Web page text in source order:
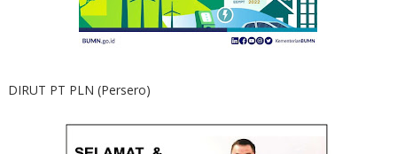
DIRUT PT PLN (Persero)